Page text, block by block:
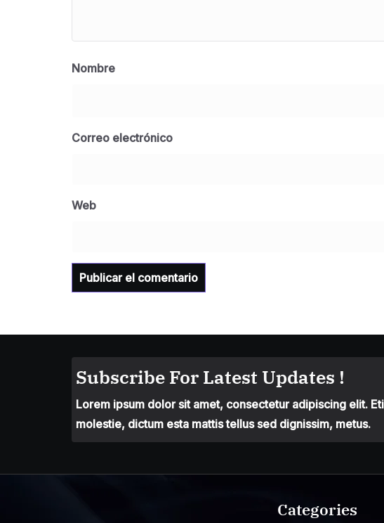
Nombre
Correo electrónico
Web
Subscribe For Latest Updates !
Lorem ipsum dolor sit amet, consectetur adipiscing elit.
molestie, dictum esta mattis tellus sed dignissim, metus.
Categories